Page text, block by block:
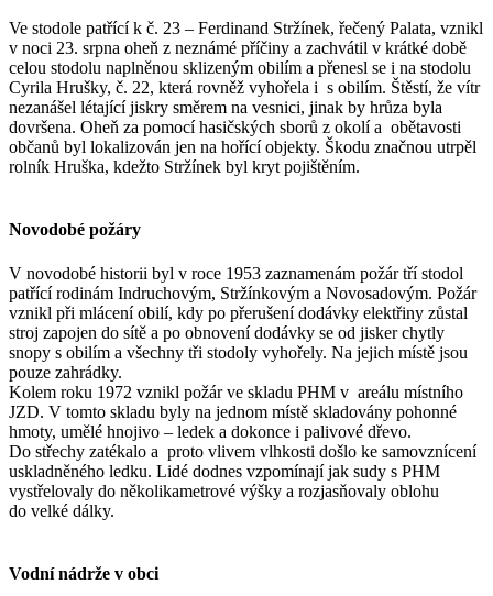
Ve stodole patřící k č. 23 – Ferdinand Stržínek, řečený Palata, vznikl
v noci 23. srpna oheň z neznámé příčiny a zachvátil v krátké době
celou stodolu naplněnou sklizeným obilím a přenesl se i na stodolu
Cyrila Hrušky, č. 22, která rovněž vyhořela i s obilím. Štěstí, že vítr
nezanášel létající jiskry směrem na vesnici, jinak by hrůza byla
dovršena. Oheň za pomocí hasičských sborů z okolí a obětavosti
občanů byl lokalizován jen na hořící objekty. Škodu značnou utrpěl
rolník Hruška, kdežto Stržínek byl kryt pojištěním.
Novodobé požáry
V novodobé historii byl v roce 1953 zaznamenám požár tří stodol
patřící rodinám Indruchovým, Stržínkovým a Novosadovým. Požár
vznikl při mlácení obilí, kdy po přerušení dodávky elektřiny zůstal
stroj zapojen do sítě a po obnovení dodávky se od jisker chytly
snopy s obilím a všechny tři stodoly vyhořely. Na jejich místě jsou
pouze zahrádky.
Kolem roku 1972 vznikl požár ve skladu PHM v areálu místního
JZD. V tomto skladu byly na jednom místě skladovány pohonné
hmoty, umělé hnojivo – ledek a dokonce i palivové dřevo.
Do střechy zatékalo a proto vlivem vlhkosti došlo ke samovznícení
uskladněného ledku. Lidé dodnes vzpomínají jak sudy s PHM
vystřelovaly do několikametrové výšky a rozjasňovaly oblohu
do velké dálky.
Vodní nádrže v obci